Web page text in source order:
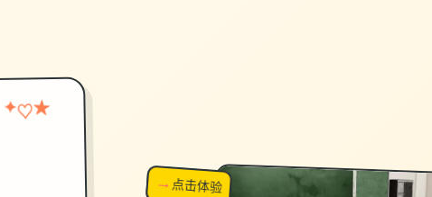
✦ ♡★
↗超棒！
→点击体验